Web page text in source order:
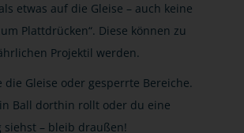
etwas auf die Gleise – auch keine
Plattdrücken“. Diese können zu
Projektil werden.
die Gleise oder gesperrte Bereiche.
Ball dorthin rollt oder du eine
siehst – bleib draußen!